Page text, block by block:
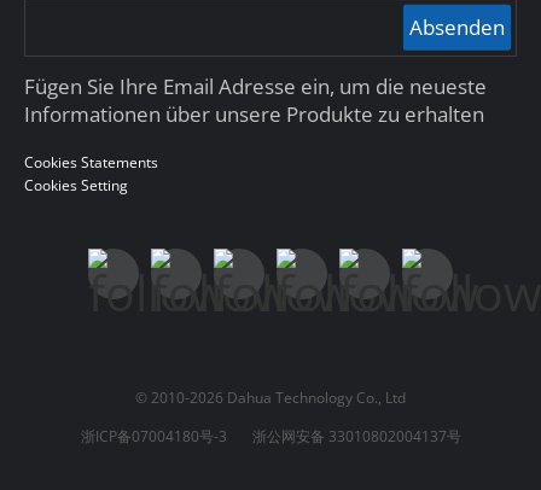
Absenden
Fügen Sie Ihre Email Adresse ein, um die neueste
Informationen über unsere Produkte zu erhalten
Cookies Statements
Cookies Setting
© 2010-2026 Dahua Technology Co., Ltd
浙ICP备07004180号-3
浙公网安备 33010802004137号